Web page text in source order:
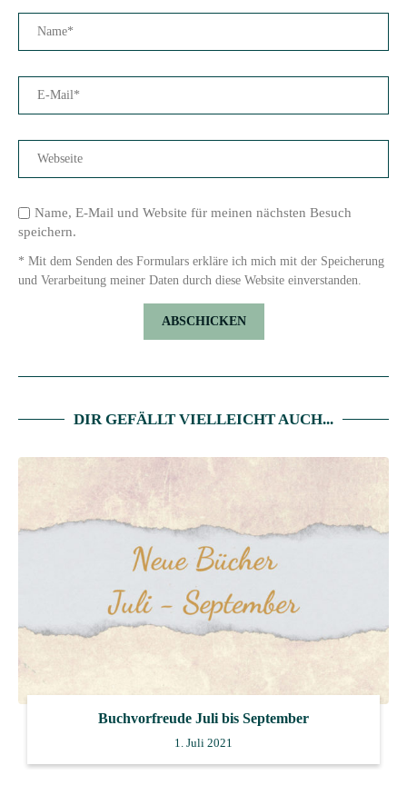
Name, E-Mail und Website für meinen nächsten Besuch
speichern.
* Mit dem Senden des Formulars erkläre ich mich mit der Speicherung
und Verarbeitung meiner Daten durch diese Website einverstanden.
DIR GEFÄLLT VIELLEICHT AUCH...
Buchvorfreude Juli bis September
1. Juli 2021